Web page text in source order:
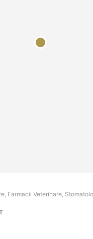
Farmacii Veterinare,